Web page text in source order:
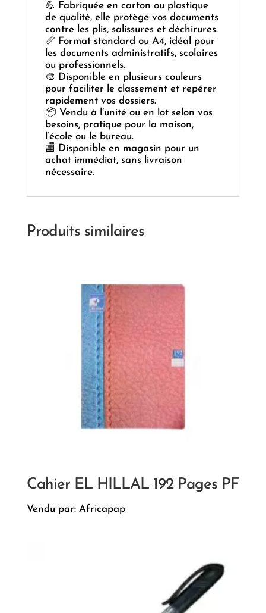
💪 Fabriquée en carton ou plastique
de qualité, elle protège vos documents
contre les plis, salissures et déchirures.
📏 Format standard ou A4, idéal pour
les documents administratifs, scolaires
ou professionnels.
🎨 Disponible en plusieurs couleurs
pour faciliter le classement et repérer
rapidement vos dossiers.
📦 Vendu à l’unité ou en lot selon vos
besoins, pratique pour la maison,
l’école ou le bureau.
🏬 Disponible en magasin pour un
achat immédiat, sans livraison
nécessaire.
Produits similaires
Cahier EL HILLAL 192 Pages PF
Vendu par: Africapap